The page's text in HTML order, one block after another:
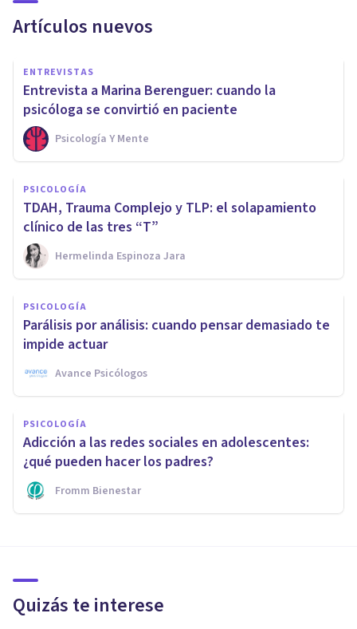
Artículos nuevos
ENTREVISTAS
Entrevista a Marina Berenguer: cuando la
psicóloga se convirtió en paciente
Psicología Y Mente
PSICOLOGÍA
TDAH, Trauma Complejo y TLP: el solapamiento
clínico de las tres “T”
Hermelinda Espinoza Jara
PSICOLOGÍA
Parálisis por análisis: cuando pensar demasiado te
impide actuar
Avance Psicólogos
PSICOLOGÍA
Adicción a las redes sociales en adolescentes:
¿qué pueden hacer los padres?
Fromm Bienestar
Quizás te interese